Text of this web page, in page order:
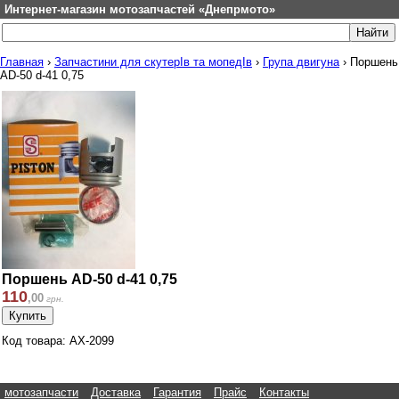
Интернет-магазин мотозапчастей «Днепрмото»
Главная › Запчастини для скутерІв та мопедІв › Група двигуна› Поршень
AD-50 d-41 0,75
Поршень AD-50 d-41 0,75
110,00 грн.
Код товара: AX-2099
мотозапчасти Доставка Гарантия Прайс
Контакты